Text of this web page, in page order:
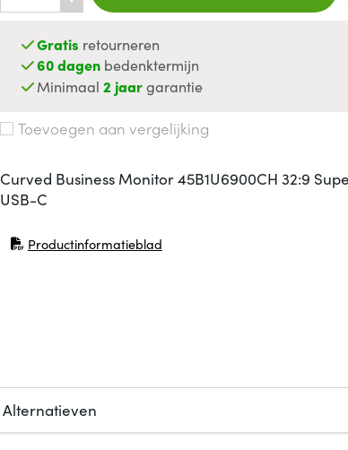
Gratis retourneren
60 dagen bedenktermijn
Minimaal2 jaargarantie
Toevoegen aan vergelijking
Curved Business Monitor 45B1U6900CH 32:9
USB-C
Productinformatieblad
(opent in nieuw venster)
Alternatieven